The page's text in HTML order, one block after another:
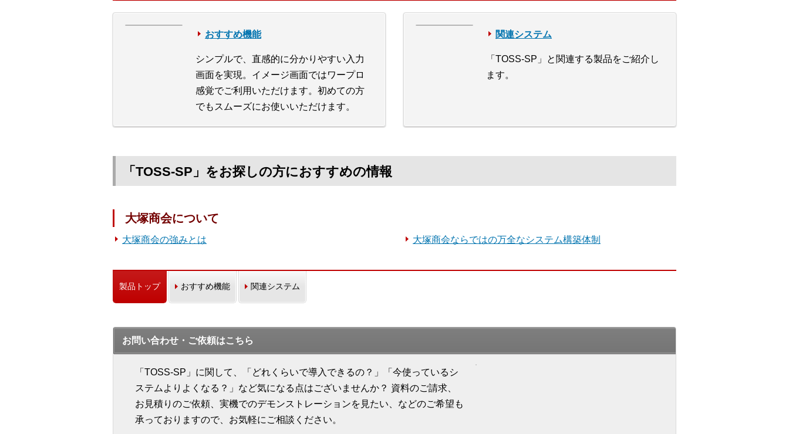
おすすめ機能
シンプルで、直感的に分かりやすい入力
画面を実現。イメージ画面ではワープロ
感覚でご利用いただけます。初めての方
でもスムーズにお使いいただけます。
関連システム
「TOSS-SP」と関連する製品をご紹介し
ます。
「TOSS-SP」をお探しの方におすすめの情報
大塚商会について
大塚商会の強みとは 大塚商会ならではの万全なシステム構築体制
製品トップ おすすめ機能 関連システム
お問い合わせ・ご依頼はこちら
「TOSS-SP」に関して、「どれくらいで導入できるの？」「今使っているシ
ステムよりよくなる？」など気になる点はございませんか？ 資料のご請求、
お見積りのご依頼、実機でのデモンストレーションを見たい、などのご希望も
承っておりますので、お気軽にご相談ください。